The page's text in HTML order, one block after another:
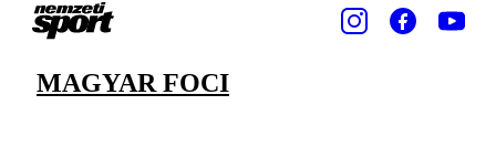
MAGYAR FOCI